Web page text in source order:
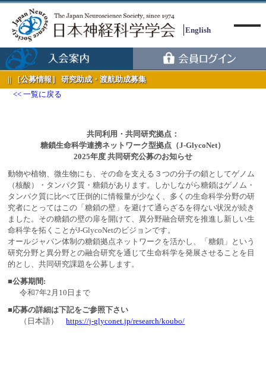
English
［公募情報］ 研究助成・渡航助成募集
一覧に戻る
共同利用・共同研究拠点：
糖鎖生命科学連携ネットワーク型拠点（J-GlycoNet）
2025年度 共同研究公募のお知らせ
動物や植物、微生物にも、その命を支える３つの分子の鎖としてゲノム
（核酸）・タンパク質・糖鎖があります。しかしながら糖鎖はゲノム・
タンパク質に比べて圧倒的に情報量が少なく、多くの生命科学分野の研
究者にとってはこの「糖鎖の壁」を避けて通らざるを得ない状況が続き
ました。その糖鎖の壁の扉を開けて、異分野融合研究を推進し新しい生
命科学を拓くことがJ-GlycoNetのビジョンです。
オールジャパン体制の糖鎖拠点ネットワークを活かし、「糖鎖」という
研究分野と異分野との融合研究を通じて生命科学を発展させることを目
的とし、共同研究課題を公募します。
■公募期間:
令和7年2月10日まで
■応募の詳細は下記をご参照下さい
（日本語）https://j-glyconet.jp/research/koubo/